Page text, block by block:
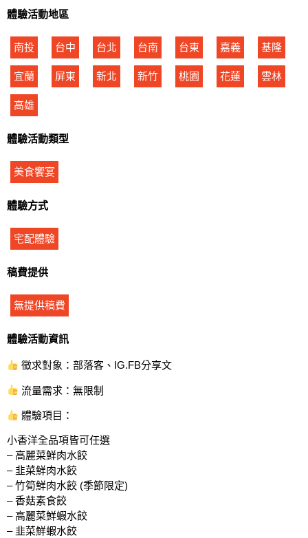
體驗活動地區
南投 台中 台北 台南 台東 嘉義 基隆
宜蘭 屏東 新北 新竹 桃園 花蓮 雲林
高雄
體驗活動類型
美食饗宴
體驗方式
宅配體驗
稿費提供
無提供稿費
體驗活動資訊
徵求對象：部落客、IG.FB分享文
流量需求：無限制
體驗項目：
小香洋全品項皆可任選
– 高麗菜鮮肉水餃
– 韭菜鮮肉水餃
– 竹筍鮮肉水餃 (季節限定)
– 香菇素食餃
– 高麗菜鮮蝦水餃
– 韭菜鮮蝦水餃